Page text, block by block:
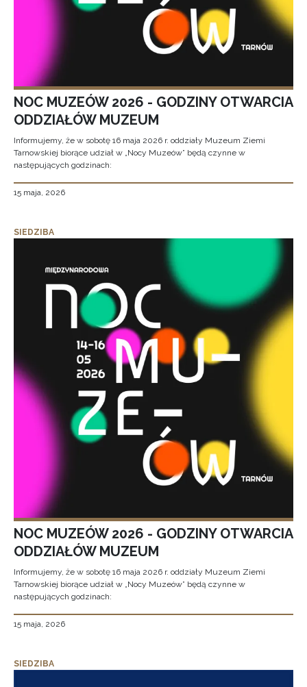
NOC MUZEÓW 2026 - GODZINY OTWARCIA
ODDZIAŁÓW MUZEUM
Informujemy, że w sobotę 16 maja 2026 r. oddziały Muzeum Ziemi
Tarnowskiej biorące udział w „Nocy Muzeów” będą czynne w
następujących godzinach:
15 maja, 2026
SIEDZIBA
NOC MUZEÓW 2026 - GODZINY OTWARCIA
ODDZIAŁÓW MUZEUM
Informujemy, że w sobotę 16 maja 2026 r. oddziały Muzeum Ziemi
Tarnowskiej biorące udział w „Nocy Muzeów” będą czynne w
następujących godzinach:
15 maja, 2026
SIEDZIBA